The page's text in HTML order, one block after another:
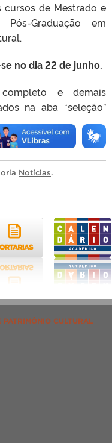
de Mestrado e
Graduação em
no dia 22 de junho.
e demais
na aba “seleção”
Notícias.
CULTURAL